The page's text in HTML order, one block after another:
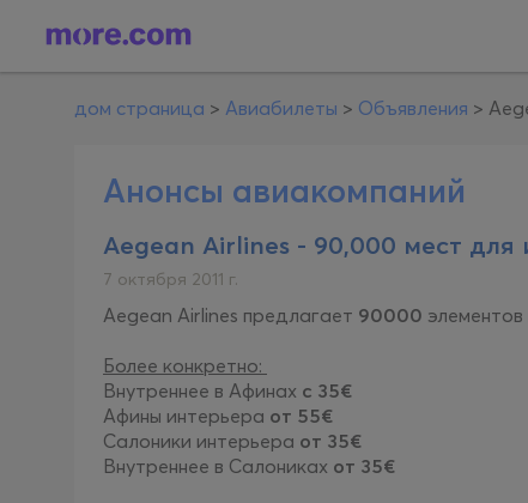
дом страница > Авиабилеты > Объявления >
Анонсы авиакомпаний
Aegean Airlines - 90,000 мест для
7 октября 2011 г.
Aegean Airlines предлагает 90000
Более конкретно:
Внутреннее в Афинах с 35€
Афины интерьера от 55€
Салоники интерьера от 35€
Внутреннее в Салониках от 35€